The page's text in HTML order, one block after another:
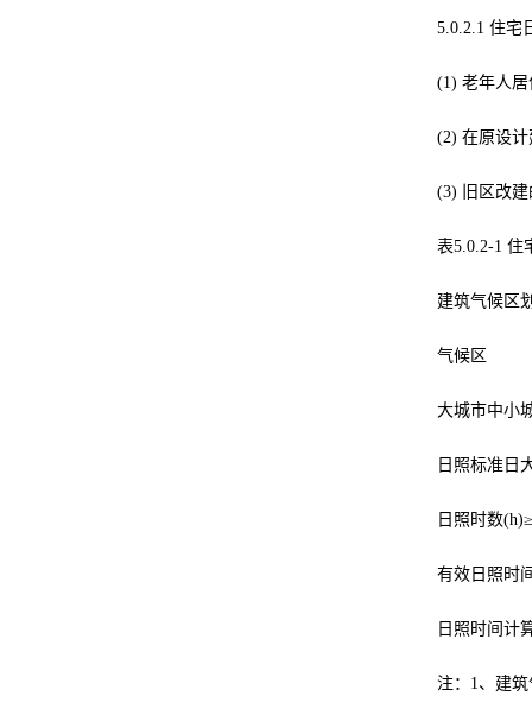
5.0.2.1 住宅
(1) 老年人
(2) 在原设
(3) 旧区改
表5.0.2-1 住
建筑气候
气候区
大城市中小
日照标准日
日照时数
有效日照时
日照时间计
注：1、建